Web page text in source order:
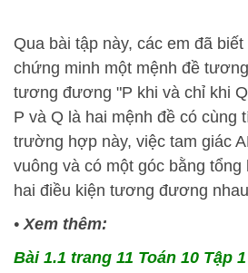
Qua bài tập này, các em đã
chứng minh một mệnh đề
tương đương "P khi và chỉ khi Q
P và Q là hai mệnh đề có cùng
trường hợp này, việc tam giác
vuông và có một góc bằng tổng
hai điều kiện tương đương
•Xem thêm:
Bài 1.1 trang 11 Toán 10 Tập